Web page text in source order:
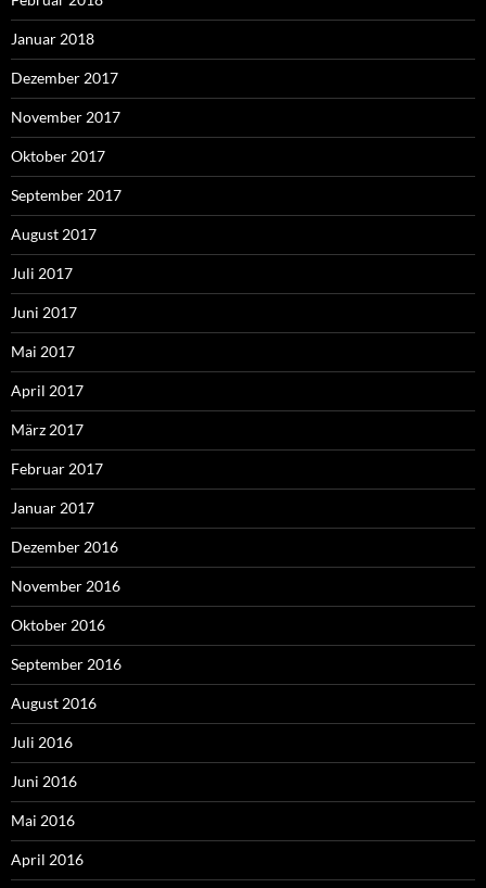
Januar 2018
Dezember 2017
November 2017
Oktober 2017
September 2017
August 2017
Juli 2017
Juni 2017
Mai 2017
April 2017
März 2017
Februar 2017
Januar 2017
Dezember 2016
November 2016
Oktober 2016
September 2016
August 2016
Juli 2016
Juni 2016
Mai 2016
April 2016